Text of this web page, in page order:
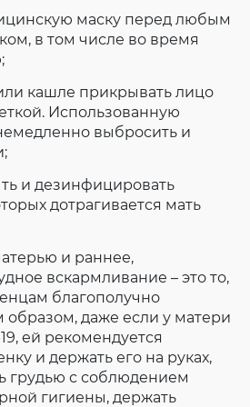
маску перед любым
в том числе во время
кашле прикрывать лицо
Использованную
выбросить и
и дезинфицировать
дотрагивается мать
и раннее,
вскармливание – это то,
благополучно
образом, даже если у матери
ей рекомендуется
и держать его на руках,
грудью с соблюдением
гигиены, держать